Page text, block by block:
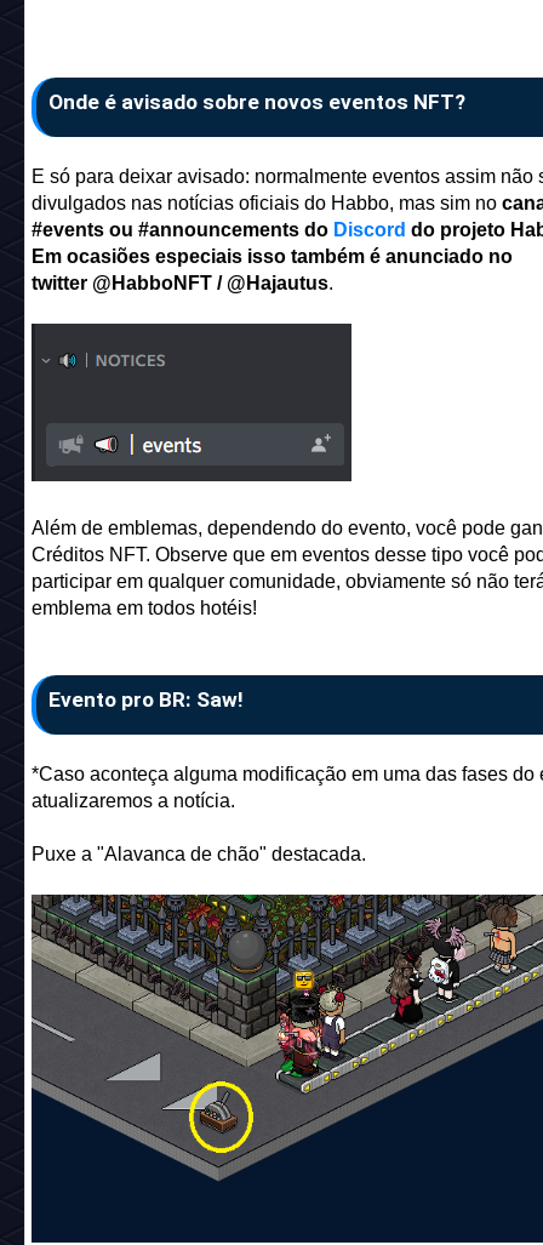
Onde é avisado sobre novos eventos NFT?
E só para deixar avisado: normalmente eventos assim não
divulgados nas notícias oficiais do Habbo, mas sim no
#events ou #announcements do Discord do projeto
Em ocasiões especiais isso também é anunciado no
twitter@HabboNFT / @Hajautus.
Além de emblemas, dependendo do evento, você pode
Créditos NFT. Observe que em eventos desse tipo você
participar em qualquer comunidade, obviamente só não
emblema em todos hotéis!
Evento pro BR: Saw!
*Caso aconteça alguma modificação em uma das fases do
atualizaremos a notícia.
Puxe a "Alavanca de chão" destacada.